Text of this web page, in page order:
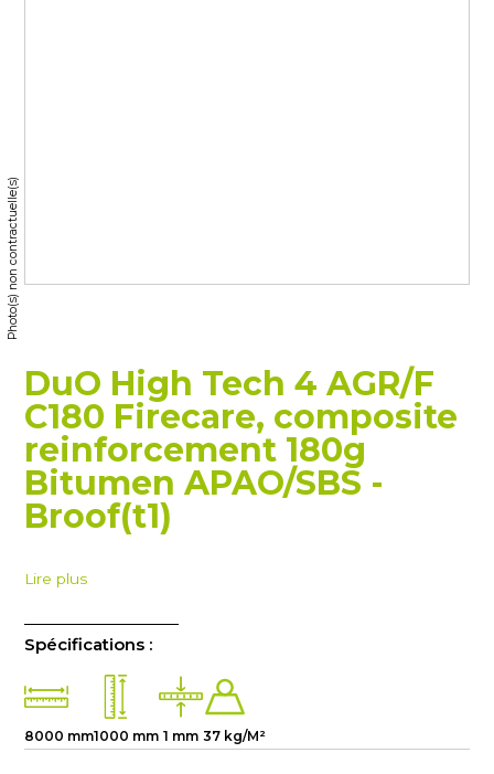
Photo(s) non contractuelle(s)
DuO High Tech 4 AGR/F
C180 Firecare, composite
reinforcement 180g
Bitumen APAO/SBS -
Broof(t1)
Lire plus
Spécifications :
8000 mm1000 mm 1 mm 37 kg/M²